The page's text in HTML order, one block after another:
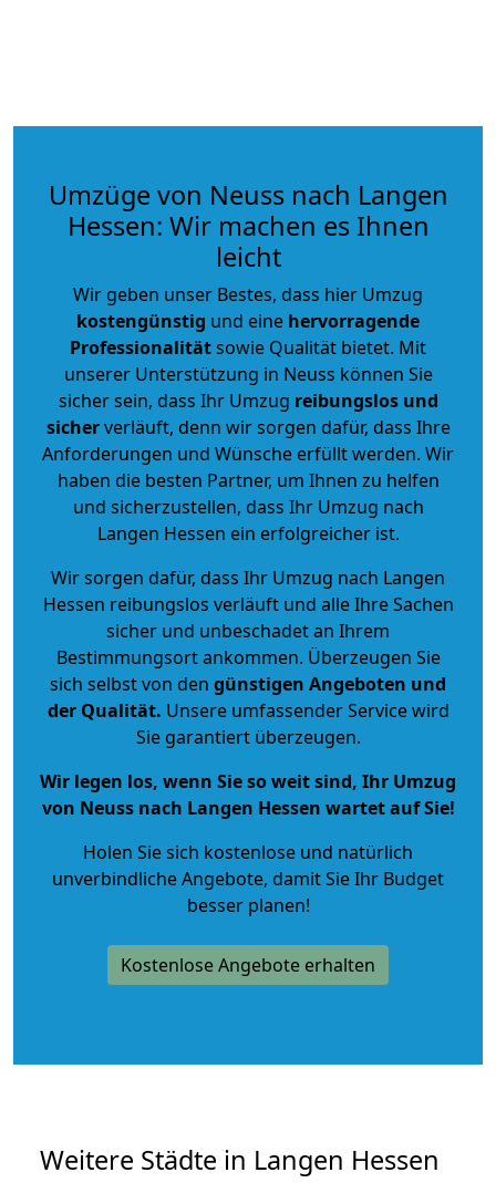
Umzüge von Neuss nach Langen
Hessen: Wir machen es Ihnen
leicht
Wir geben unser Bestes, dass hier Umzug
kostengünstig und eine hervorragende
Professionalitätsowie Qualität bietet. Mit
unserer Unterstützung in Neuss können Sie
sicher sein, dass Ihr Umzug reibungslos und
sicherverläuft, denn wir sorgen dafür, dass Ihre
Anforderungen und Wünsche erfüllt werden. Wir
haben die besten Partner, um Ihnen zu helfen
und sicherzustellen, dass Ihr Umzug nach
Langen Hessen ein erfolgreicher ist.
Wir sorgen dafür, dass Ihr Umzug nach Langen
Hessen reibungslos verläuft und alle Ihre Sachen
sicher und unbeschadet an Ihrem
Bestimmungsort ankommen. Überzeugen Sie
sich selbst von den günstigen Angeboten und
der Qualität. Unsere umfassender Service wird
Sie garantiert überzeugen.
Wir legen los, wenn Sie so weit sind, Ihr Umzug
von Neuss nach Langen Hessen wartet auf Sie!
Holen Sie sich kostenlose und natürlich
unverbindliche Angebote, damit Sie Ihr Budget
besser planen!
Kostenlose Angebote erhalten
Weitere Städte in Langen Hessen